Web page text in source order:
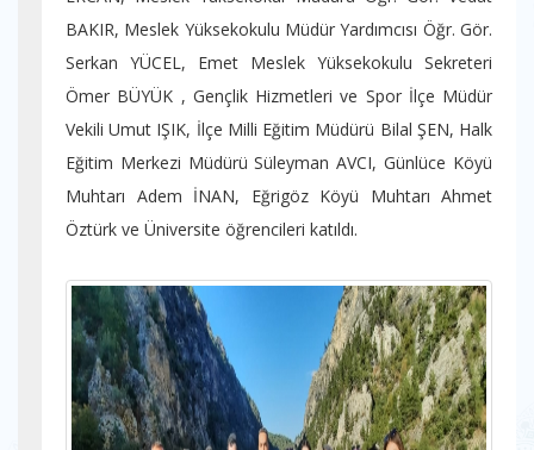
BAKIR, Meslek Yüksekokulu Müdür Yardımcısı Öğr. Gör.
Serkan YÜCEL, Emet Meslek Yüksekokulu Sekreteri
Ömer BÜYÜK , Gençlik Hizmetleri ve Spor İlçe Müdür
Vekili Umut IŞIK, İlçe Milli Eğitim Müdürü Bilal ŞEN, Halk
Eğitim Merkezi Müdürü Süleyman AVCI, Günlüce Köyü
Muhtarı Adem İNAN, Eğrigöz Köyü Muhtarı Ahmet
Öztürk ve Üniversite öğrencileri katıldı.